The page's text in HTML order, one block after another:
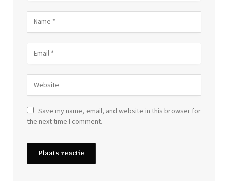
Save my name, email, and website in this browser for
the next time I comment.